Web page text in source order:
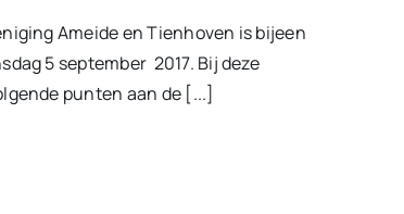
Ameide en Tienhoven is bijeen
5 september 2017. Bij deze
punten aan de [...]